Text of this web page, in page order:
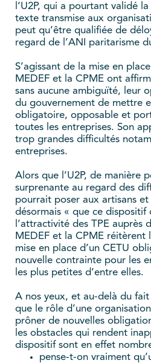
l’U2P, qui a pourtant validé
texte transmise aux
peut qu’être qualifiée de
regard de l’ANI paritarisme
S’agissant de la mise en
MEDEF et la CPME ont
sans aucune ambiguïté, leur
du gouvernement de mettre
obligatoire, opposable et
toutes les entreprises. Son
trop grandes difficultés
entreprises.
Alors que l’U2P, de manière
surprenante au regard des
pourrait poser aux artisans et
désormais « que ce
l’attractivité des TPE auprès
MEDEF et la CPME réitèrent
mise en place d’un CETU
nouvelle contrainte pour les
les plus petites d’entre elles.
A nos yeux, et au-delà du
que le rôle d’une
prôner de nouvelles
les obstacles qui rendent
dispositif sont en effet
pense-t-on vraiment